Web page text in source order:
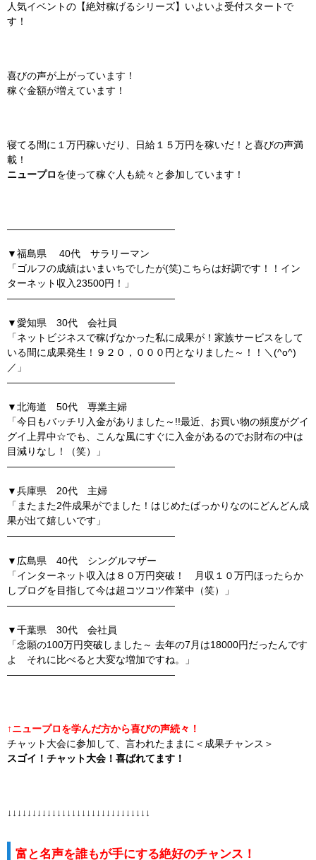
人気イベントの【絶対稼げるシリーズ】いよいよ受付スタートで
す！
喜びの声が上がっています！
稼ぐ金額が増えています！
寝てる間に１万円稼いだり、日給１５万円を稼いだ！と喜びの声満
載！
ニュープロを使って稼ぐ人も続々と参加しています！
—————————————————
▼福島県 40代 サラリーマン
「ゴルフの成績はいまいちでしたが(笑)こちらは好調です！！イン
ターネット収入23500円！」
—————————————————
▼愛知県 30代 会社員
「ネットビジネスで稼げなかった私に成果が！家族サービスをして
いる間に成果発生！９２０，０００円となりました～！！＼(^o^)
／」
—————————————————
▼北海道 50代 専業主婦
「今日もバッチリ入金がありました～!!最近、お買い物の頻度がグイ
グイ上昇中☆でも、こんな風にすぐに入金があるのでお財布の中は
目減りなし！（笑）」
—————————————————
▼兵庫県 20代 主婦
「またまた2件成果がでました！はじめたばっかりなのにどんどん成
果が出て嬉しいです」
—————————————————
▼広島県 40代 シングルマザー
「インターネット収入は８０万円突破！ 月収１０万円ほったらか
しブログを目指して今は超コツコツ作業中（笑）」
—————————————————
▼千葉県 30代 会社員
「念願の100万円突破しました～ 去年の7月は18000円だったんです
よ それに比べると大変な増加ですね。」
—————————————————
↑ニュープロを学んだ方から喜びの声続々！
チャット大会に参加して、言われたままに＜成果チャンス＞
スゴイ！チャット大会！喜ばれてます！
↓↓↓↓↓↓↓↓↓↓↓↓↓↓↓↓↓↓↓↓↓↓↓↓↓↓↓↓↓
富と名声を誰もが手にする絶好のチャンス！